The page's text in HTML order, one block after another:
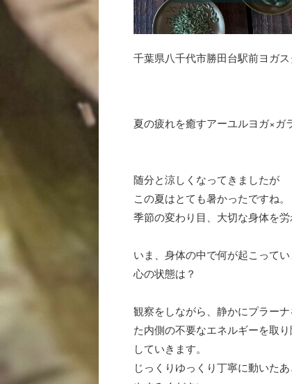
千葉県八千代市勝田台駅前ヨガ
夏の疲れを癒すアーユルヨガ×ガ
随分と涼しくなってきましたが
この夏はとても暑かったですね。
季節の変わり目、大切な身体を
いま、身体の中で何が起こってい
心の状態は？
観察をしながら、静かにプラー
た内側の不要なエネルギーを取
していきます。
じっくりゆっくり丁寧に動いた